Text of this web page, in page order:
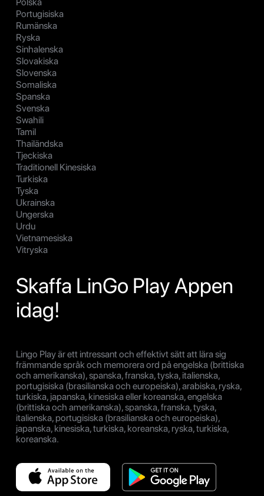
Portugisiska
Rumänska
Ryska
Sinhalenska
Slovakiska
Slovenska
Somaliska
Spanska
Svenska
Swahili
Tamil
Thailändska
Tjeckiska
Traditionell Kinesiska
Turkiska
Tyska
Ukrainska
Ungerska
Urdu
Vietnamesiska
Vitryska
Skaffa LinGo Play Appen
idag!
Lingo Play är ett intressant och effektivt sätt att lära sig
främmande språk och memorera ord på engelska (brittiska
och amerikanska), spanska, franska, tyska, italienska,
portugisiska (brasilianska och europeiska), arabiska, ryska,
turkiska, japanska, kinesiska eller koreanska, engelska
(brittiska och amerikanska), spanska, franska, tyska,
italienska, portugisiska (brasilianska och europeiska),
japanska, kinesiska, turkiska, koreanska, ryska, turkiska,
koreanska.